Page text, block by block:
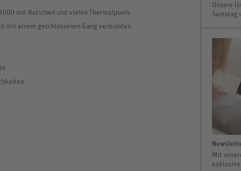
mit Rutschen und vielen Thermalpools
mit einem geschlossenen Gang verbunden
Unsere
Samstag
Mit